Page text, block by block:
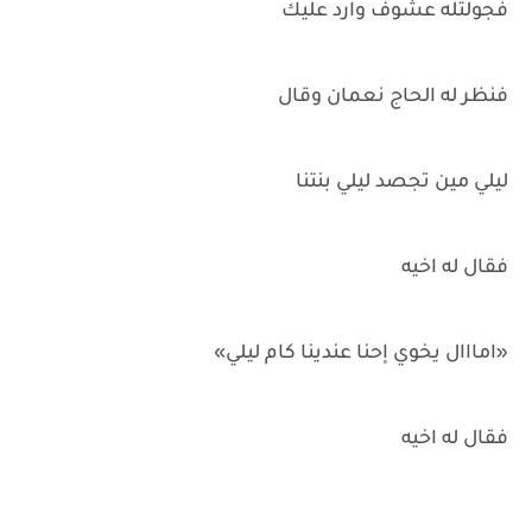
فجولتله عشوف وارد عليك
فنظر له الحاج نعمان وقال
ليلي مين تجصد ليلي بنتنا
فقال له اخيه
«امااال يخوي إحنا عندينا كام ليلي»
فقال له اخيه